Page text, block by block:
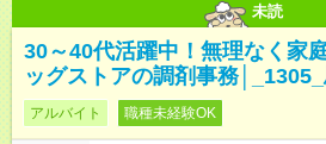
未読
30～40代活躍中！無理なく家
ッグストアの調剤事務
アルバイト 職種未経験OK